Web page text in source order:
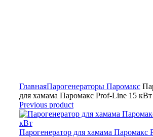
ГлавнаяПарогенераторы Паромакс
для хамама Паромакс Prof-Line 15 кВт
Previous product
Парогенератор для хамама Паромакс